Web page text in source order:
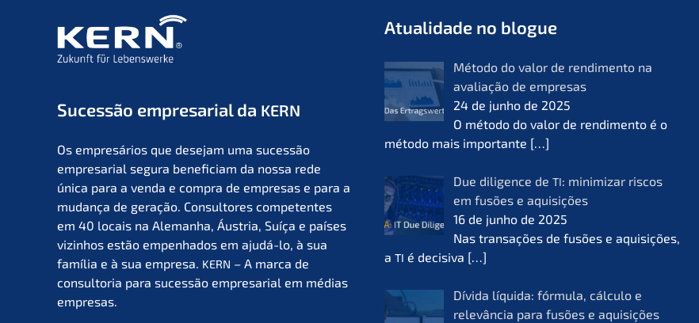
Suces­são empre­sa­ri­al da KERN
Os empresá­ri­os que desejam uma suces­são
empre­sa­ri­al segura benefi­ci­am da nossa rede
única para a venda e compra de empre­sas e para a
mudan­ça de geração. Consul­to­res compe­ten­tes
em 40 locais na Aleman­ha, Áustria, Suíça e países
vizin­hos estão empen­ha­dos em ajudá-lo, à sua
família e à sua empre­sa. KERN – A marca de
consult­oria para suces­são empre­sa­ri­al em médias
empresas.
Atual­i­da­de no blogue
Método do valor de rendi­men­to na
avalia­ção de empre­sas
24 de junho de 2025
O método do valor de rendi­men­to é o
método mais importan­te […]
Due diligence deTI: minimi­zar riscos
em fusões e aquisi­ções
16 de junho de 2025
Nas transa­ções de fusões e aquisi­ções,
aTI é decisi­va […]
Dívida líqui­da: fórmu­la, cálcu­lo e
relevân­cia para fusões e aquisi­ções